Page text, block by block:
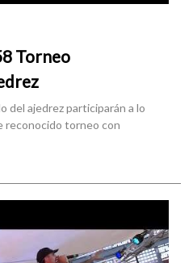
Torneo
del ajedrez participarán a lo
reconocido torneo con